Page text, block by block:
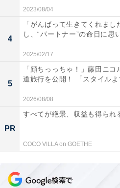
2023/08/04
4
「がんばって生きてくれまし
し、“パートナー”の命日に思
2025/02/17
5
「顔ちっっちゃ！」藤田ニ
道旅行を公開！ 「スタイル
2026/08/08
PR
すべてが絶景、収益も得られ
COCO VILLA on GOETHE